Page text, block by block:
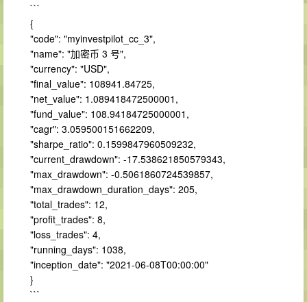
```
{
"code": "myinvestpilot_cc_3",
"name": "加密币 3 号",
"currency": "USD",
"final_value": 108941.84725,
"net_value": 1.089418472500001,
"fund_value": 108.94184725000001,
"cagr": 3.059500151662209,
"sharpe_ratio": 0.1599847960509232,
"current_drawdown": -17.538621850579343,
"max_drawdown": -0.5061860724539857,
"max_drawdown_duration_days": 205,
"total_trades": 12,
"profit_trades": 8,
"loss_trades": 4,
"running_days": 1038,
"inception_date": "2021-06-08T00:00:00"
}
```